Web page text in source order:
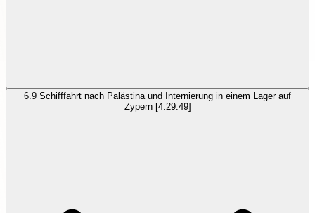
6.9 Schifffahrt nach Palästina und Internierung in einem Lager auf
Zypern [4:29:49]